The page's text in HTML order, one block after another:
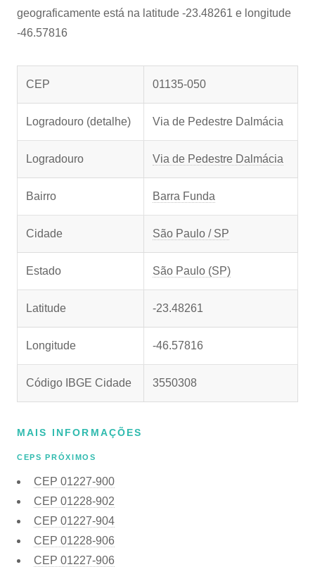
geograficamente está na latitude -23.48261 e longitude
-46.57816
CEP 01135-050
Logradouro (detalhe) Via de Pedestre Dalmácia
Logradouro Via de Pedestre Dalmácia
Bairro Barra Funda
Cidade São Paulo / SP
Estado São Paulo (SP)
Latitude -23.48261
Longitude -46.57816
Código IBGE Cidade 3550308
MAIS INFORMAÇÕES
CEPS PRÓXIMOS
CEP 01227-900
CEP 01228-902
CEP 01227-904
CEP 01228-906
CEP 01227-906